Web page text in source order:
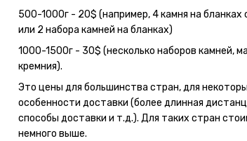
500-1000г - 20$ (например, 4 камня на бланках
или 2 набора камней на бланках)
1000-1500г - 30$ (несколько наборов камней,
кремния).
Это цены для большинства стран, для
особенности доставки (более длинная
способы доставки и т.д.). Для таких стран
немного выше.